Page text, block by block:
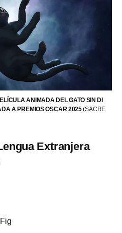
ANIMADA DEL GATO SIN DI
A PREMIOS OSCAR 2025(SACRE
Extranjera